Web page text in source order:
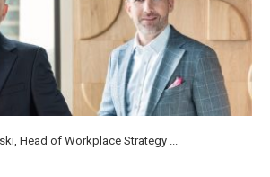
Head of Workplace Strategy ...